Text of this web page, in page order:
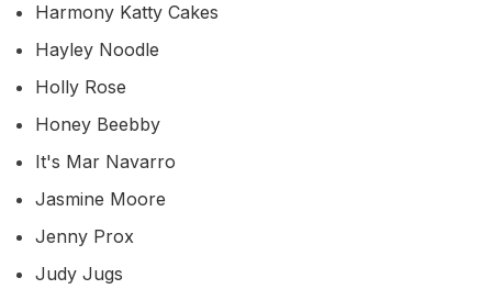
Harmony Katty Cakes
Hayley Noodle
Holly Rose
Honey Beebby
It's Mar Navarro
Jasmine Moore
Jenny Prox
Judy Jugs